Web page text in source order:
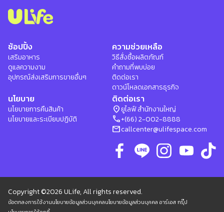
ช้อปปิ้ง
เสริมอาหาร
ดูแลความงาม
อุปกรณ์ส่งเสริมการขายอื่นๆ
ความช่วยเหลือ
วิธีสั่งซื้อผลิตภัณฑ์
คำถามที่พบบ่อย
ติดต่อเรา
ดาวน์โหลดเอกสารธุรกิจ
นโยบาย
นโยบายการคืนสินค้า
นโยบายและระเบียบปฏิบัติ
ติดต่อเรา
location_onยูไลฟ์ สำนักงานใหญ่
phone+(66) 2-002-8888
mailcallcenter@ulifespace.com
Copyright ©2026 ULife, All rights reserved.
ข้อตกลงการใช้งานนโยบายข้อมูลส่วนบุคคลนโยบายข้อมูลส่วนบุคคล อาร์เอส กรุ๊ป